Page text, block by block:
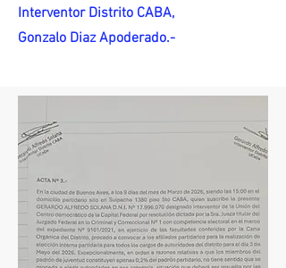
Interventor Distrito CABA,
Gonzalo Diaz Apoderado.-